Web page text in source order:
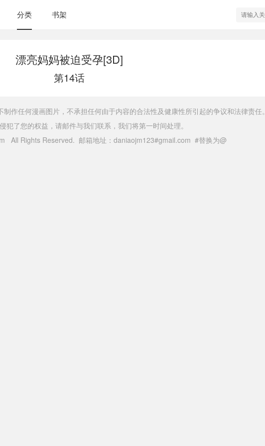
分类 书架
漂亮妈妈被迫受孕[3D]
第14话
作任何漫画图片，不承担任何由于内容的合法性及健康性所引起的争议和法律责任。
犯了您的权益，请邮件与我们联系，我们将第一时间处理。
All Rights Reserved. 邮箱地址：daniaojm123#gmail.com #替换为@